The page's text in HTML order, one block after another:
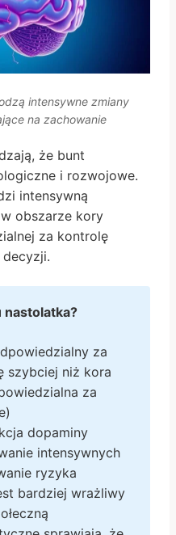
intensywne zmiany
na zachowanie
że bunt
i rozwojowe.
intensywną
obszarze kory
za kontrolę
nastolatka?
za
szybciej niż kora
za
dopaminy
intensywnych
ryzyka
bardziej wrażliwy